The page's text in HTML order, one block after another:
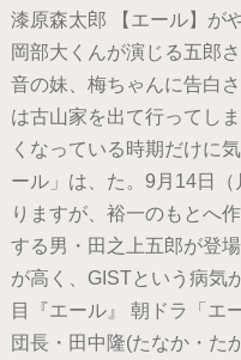
漆原森太郎 【エール】が
岡部大くんが演じる五郎
音の妹、梅ちゃんに告白
は古山家を出て行ってし
くなっている時期だけに
ール」は、た。9月14日
りますが、裕一のもとへ
する男・田之上五郎が登
が高く、GISTという病気
目『エール』 朝ドラ「エ
団長・田中隆(たなか・た